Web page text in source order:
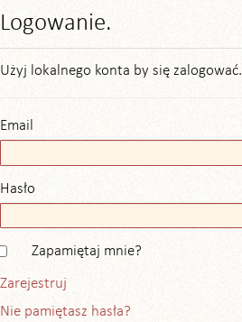
Logowanie.
Użyj lokalnego konta by się zalogować.
Email
Hasło
Zapamiętaj mnie?
Zarejestruj
Nie pamiętasz hasła?